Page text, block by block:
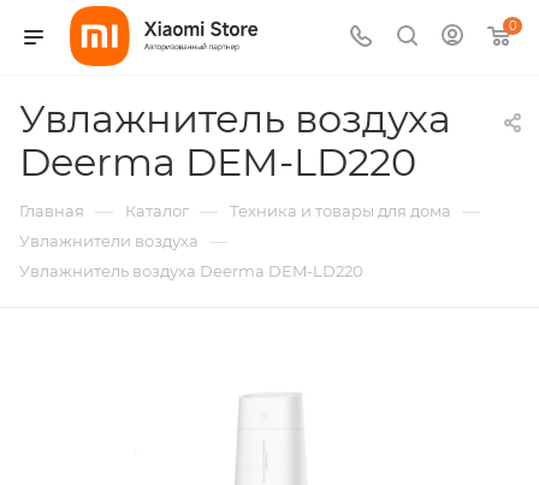
0
Увлажнитель воздуха
Deerma DEM-LD220
Главная — Каталог — Техника и товары для дома —
Увлажнители воздуха —
Увлажнитель воздуха Deerma DEM-LD220